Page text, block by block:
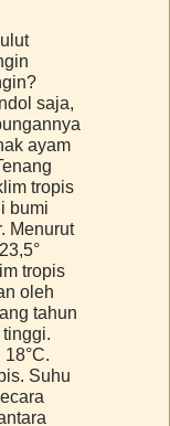
saja,
ayam
tropis
bumi
Menurut
tropis
oleh
tahun
Suhu